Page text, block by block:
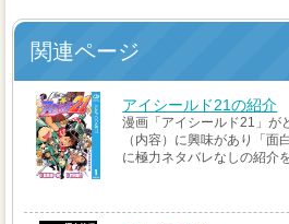
関連ページ
アイシールド21の紹介
漫画「アイシールド21」が
（内容）に興味があり「
に極力ネタバレなしの紹介